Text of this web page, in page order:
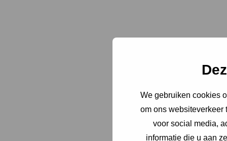
We gebruiken cookies
om ons websiteverkeer
voor social media,
informatie die u aan